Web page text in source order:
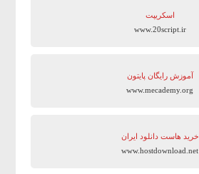
اسکریپت
www.20script.ir
آموزش رایگان پایتون
www.mecademy.org
خرید هاست دانلود ایران
www.hostdownload.net